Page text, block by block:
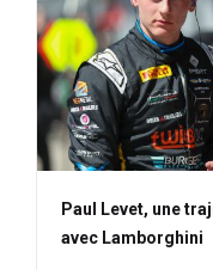
Paul Levet, une
avec Lamborghini